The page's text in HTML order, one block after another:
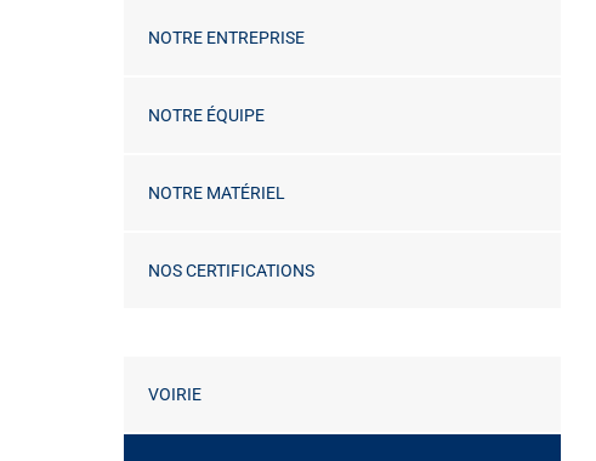
NOTRE ENTREPRISE
NOTRE ÉQUIPE
NOTRE MATÉRIEL
NOS CERTIFICATIONS
VOIRIE